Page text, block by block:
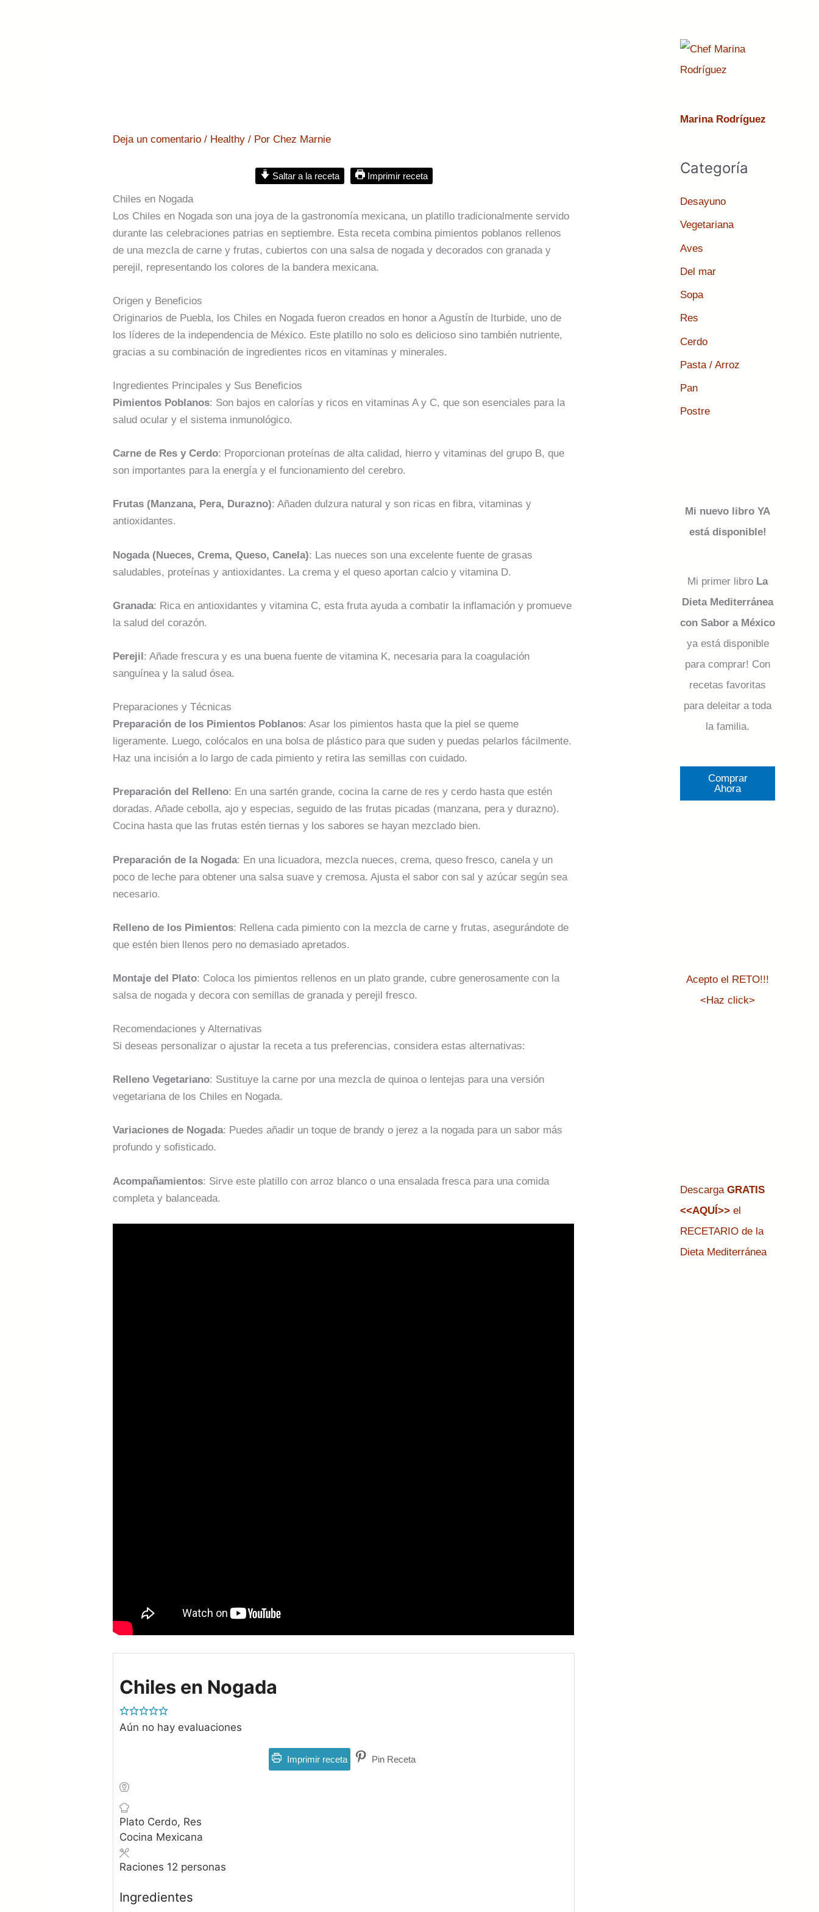
Deja un comentario / Healthy / PorChez Marnie
Saltar a la receta Imprimir receta
Chiles en Nogada
Los Chiles en Nogada son una joya de la gastronomía mexicana, un platillo tradicionalmente servido
durante las celebraciones patrias en septiembre. Esta receta combina pimientos poblanos rellenos
de una mezcla de carne y frutas, cubiertos con una salsa de nogada y decorados con granada y
perejil, representando los colores de la bandera mexicana.
Origen y Beneficios
Originarios de Puebla, los Chiles en Nogada fueron creados en honor a Agustín de Iturbide, uno de
los líderes de la independencia de México. Este platillo no solo es delicioso sino también nutriente,
gracias a su combinación de ingredientes ricos en vitaminas y minerales.
Ingredientes Principales y Sus Beneficios
Pimientos Poblanos: Son bajos en calorías y ricos en vitaminas A y C, que son esenciales para la
salud ocular y el sistema inmunológico.
Carne de Res y Cerdo: Proporcionan proteínas de alta calidad, hierro y vitaminas del grupo B, que
son importantes para la energía y el funcionamiento del cerebro.
Frutas (Manzana, Pera, Durazno): Añaden dulzura natural y son ricas en fibra, vitaminas y
antioxidantes.
Nogada (Nueces, Crema, Queso, Canela): Las nueces son una excelente fuente de grasas
saludables, proteínas y antioxidantes. La crema y el queso aportan calcio y vitamina D.
Granada: Rica en antioxidantes y vitamina C, esta fruta ayuda a combatir la inflamación y promueve
la salud del corazón.
Perejil: Añade frescura y es una buena fuente de vitamina K, necesaria para la coagulación
sanguínea y la salud ósea.
Preparaciones y Técnicas
Preparación de los Pimientos Poblanos: Asar los pimientos hasta que la piel se queme
ligeramente. Luego, colócalos en una bolsa de plástico para que suden y puedas pelarlos fácilmente.
Haz una incisión a lo largo de cada pimiento y retira las semillas con cuidado.
Preparación del Relleno: En una sartén grande, cocina la carne de res y cerdo hasta que estén
doradas. Añade cebolla, ajo y especias, seguido de las frutas picadas (manzana, pera y durazno).
Cocina hasta que las frutas estén tiernas y los sabores se hayan mezclado bien.
Preparación de la Nogada: En una licuadora, mezcla nueces, crema, queso fresco, canela y un
poco de leche para obtener una salsa suave y cremosa. Ajusta el sabor con sal y azúcar según sea
necesario.
Relleno de los Pimientos: Rellena cada pimiento con la mezcla de carne y frutas, asegurándote de
que estén bien llenos pero no demasiado apretados.
Montaje del Plato: Coloca los pimientos rellenos en un plato grande, cubre generosamente con la
salsa de nogada y decora con semillas de granada y perejil fresco.
Recomendaciones y Alternativas
Si deseas personalizar o ajustar la receta a tus preferencias, considera estas alternativas:
Relleno Vegetariano: Sustituye la carne por una mezcla de quinoa o lentejas para una versión
vegetariana de los Chiles en Nogada.
Variaciones de Nogada: Puedes añadir un toque de brandy o jerez a la nogada para un sabor más
profundo y sofisticado.
Acompañamientos: Sirve este platillo con arroz blanco o una ensalada fresca para una comida
completa y balanceada.
Chiles en Nogada
Aún no hay evaluaciones
Imprimir receta Pin Receta
Plato Cerdo, Res
Cocina Mexicana
Raciones 12 personas
Ingredientes
Marina Rodríguez
Categoría
Desayuno
Vegetariana
Aves
Del mar
Sopa
Res
Cerdo
Pasta / Arroz
Pan
Postre
Mi nuevo libro YA
está disponible!
Mi primer libro La
Dieta Mediterránea
con Sabor a México
ya está disponible
para comprar! Con
recetas favoritas
para deleitar a toda
la familia.
Comprar
Ahora
Acepto el RETO!!!
<Haz click>
Descarga GRATIS
<<AQUÍ>> el
RECETARIO de la
Dieta Mediterránea